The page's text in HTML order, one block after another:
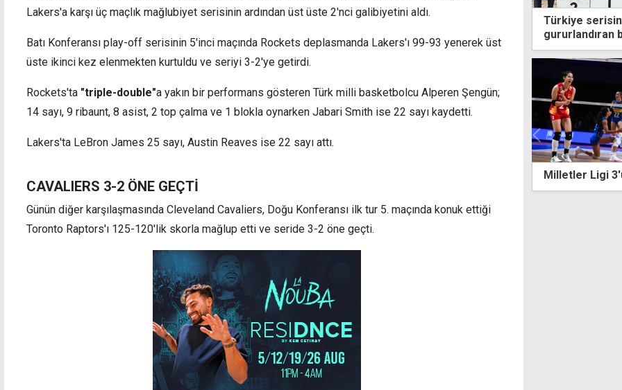
Lakers'a karşı üç maçlık mağlubiyet serisinin ardından üst üste 2'nci galibiyetini aldı.
Batı Konferansı play-off serisinin 5'inci maçında Rockets deplasmanda Lakers'ı 99-93 yenerek üst
üste ikinci kez elenmekten kurtuldu ve seriyi 3-2'ye getirdi.
Rockets'ta "triple-double"a yakın bir performans gösteren Türk milli basketbolcu Alperen Şengün;
14 sayı, 9 ribaunt, 8 asist, 2 top çalma ve 1 blokla oynarken Jabari Smith ise 22 sayı kaydetti.
Lakers'ta LeBron James 25 sayı, Austin Reaves ise 22 sayı attı.
CAVALIERS 3-2 ÖNE GEÇTİ
Günün diğer karşılaşmasında Cleveland Cavaliers, Doğu Konferansı ilk tur 5. maçında konuk ettiği
Toronto Raptors'ı 125-120'lik skorla mağlup etti ve seride 3-2 öne geçti.
Türkiye
gururlandıran
avantajını kaptı
Juventus,
transfer etti